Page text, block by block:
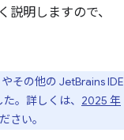
明しますので、
その他の JetBrains IDE
。詳しくは、 2025 年
さい。